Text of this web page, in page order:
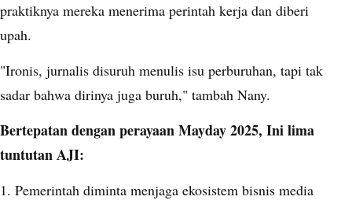
praktiknya mereka menerima perintah kerja dan diberi
upah.
"Ironis, jurnalis disuruh menulis isu perburuhan, tapi tak
sadar bahwa dirinya juga buruh," tambah Nany.
Bertepatan dengan perayaan Mayday 2025, Ini lima
tuntutan AJI:
1. Pemerintah diminta menjaga ekosistem bisnis media